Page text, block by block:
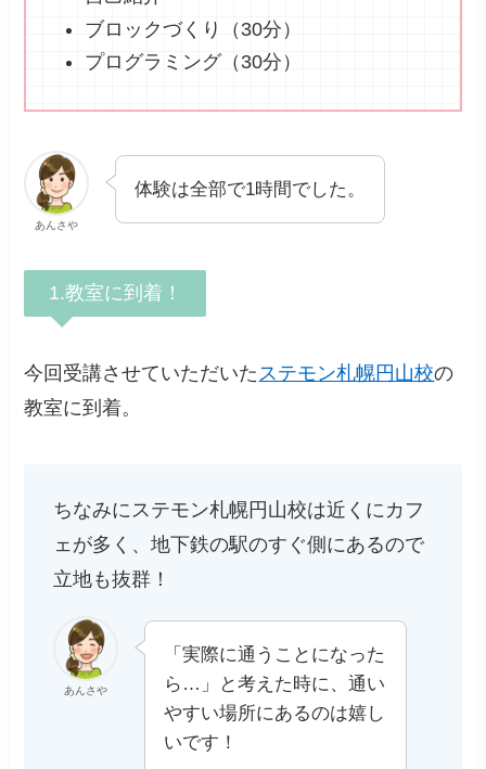
ブロックづくり（30分）
プログラミング（30分）
あんさや
体験は全部で1時間でした。
1.教室に到着！
今回受講させていただいた ステモン札幌円山校の
教室に到着。
ちなみにステモン札幌円山校は近くにカフ
ェが多く、地下鉄の駅のすぐ側にあるので
立地も抜群！
あんさや
「実際に通うことになった
ら…」と考えた時に、通い
やすい場所にあるのは嬉し
いです！